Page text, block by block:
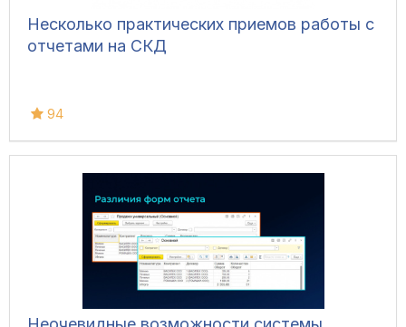
Несколько практических приемов работы с
отчетами на СКД
94